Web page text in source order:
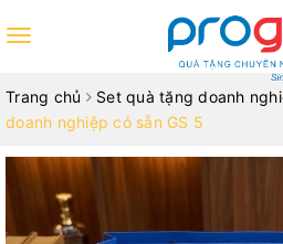
Toggle
Trang chủ Set quà tặng doanh
doanh nghiệp có sẵn GS 5